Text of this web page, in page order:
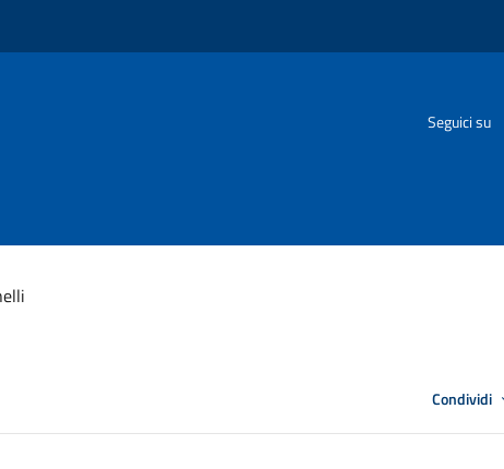
Seguici su
Condividi